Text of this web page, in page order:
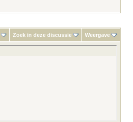
Zoek in deze discussie Weergave